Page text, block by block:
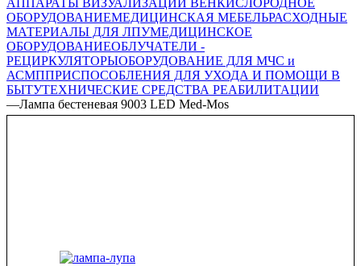
ОБОРУДОВАНИЕМЕДИЦИНСКАЯ МЕБЕЛЬРАСХОДНЫЕ
МАТЕРИАЛЫ ДЛЯ ЛПУМЕДИЦИНСКОЕ
ОБОРУДОВАНИЕОБЛУЧАТЕЛИ -
РЕЦИРКУЛЯТОРЫОБОРУДОВАНИЕ ДЛЯ МЧС и
АСМППРИСПОСОБЛЕНИЯ ДЛЯ УХОДА И ПОМОЩИ В
БЫТУТЕХНИЧЕСКИЕ СРЕДСТВА РЕАБИЛИТАЦИИ
—Лампа бестеневая 9003 LED Med-Mos